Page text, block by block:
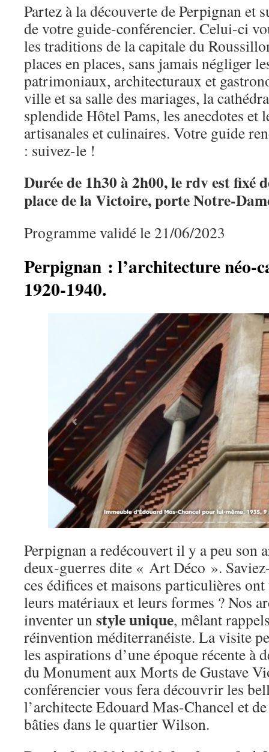
Partez à la découverte de Perpignan et
de votre guide-conférencier. Celui-ci
les traditions de la capitale du
places en places, sans jamais négliger
patrimoniaux, architecturaux et
ville et sa salle des mariages, la
splendide Hôtel Pams, les anecdotes et
artisanales et culinaires. Votre guide
: suivez-le !
Durée de 1h30 à 2h00, le rdv est fixé
place de la Victoire, porte Notre-
Programme validé le 21/06/2023
Perpignan : l’architecture néo-
1920-1940.
Perpignan a redécouvert il y a peu son
deux-guerres dite « Art Déco ».
ces édifices et maisons particulières
leurs matériaux et leurs formes ? Nos
inventer unstyleunique, mêlant
réinvention méditerranéiste. La visite
les aspirations d’une époque récente à
du Monument aux Morts de Gustave
conférencier vous fera découvrir les
l’architecte Edouard Mas-Chancel et
bâties dans le quartier Wilson.